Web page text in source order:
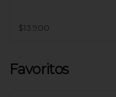
$13.900
Favoritos